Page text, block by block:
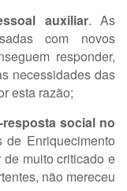
auxiliar. As
com novos
responder,
necessidades das
esta razão;
social no
Enriquecimento
muito criticado e
não mereceu